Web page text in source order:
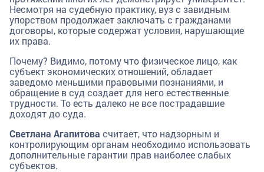
Несмотря на судебную практику, вуз с завидным
упорством продолжает заключать с гражданами
договоры, которые содержат условия, нарушающие
их права.
Почему? Видимо, потому что физическое лицо, как
субъект экономических отношений, обладает
заведомо меньшими правовыми познаниями, и
обращение в суд создает для него естественные
трудности. То есть далеко не все пострадавшие
доходят до суда.
Светлана Агапитова считает, что надзорным и
контролирующим органам необходимо использовать
дополнительные гарантии прав наиболее слабых
субъектов.